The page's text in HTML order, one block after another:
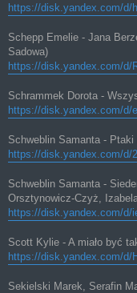
https://disk.yandex.com/d/
Schepp Emelie - Jana
Sadowa)
https://disk.yandex.com/d/
Schrammek Dorota -
https://disk.yandex.com/d/
Schweblin Samanta -
https://disk.yandex.com/d/
Schweblin Samanta -
Orsztynowicz-Czyż,
https://disk.yandex.com/d/
Scott Kylie - A miało być
https://disk.yandex.com/d/
Sekielski Marek, Serafin